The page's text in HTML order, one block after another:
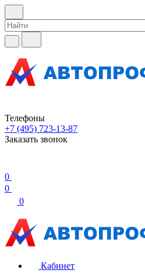
Телефоны
+7 (495) 723-13-87
Заказать звонок
0
0
0
Кабинет